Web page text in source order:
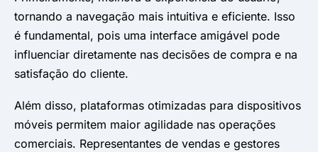
tornando a navegação mais intuitiva e eficiente. Isso
é fundamental, pois uma interface amigável pode
influenciar diretamente nas decisões de compra e na
satisfação do cliente. ​
Além disso, plataformas otimizadas para dispositivos
móveis permitem maior agilidade nas operações
comerciais. Representantes de vendas e gestores